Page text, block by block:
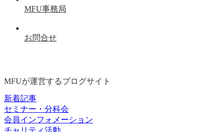
MFU事務局
お問合せ
MFUが運営するブログサイト
新着記事
セミナー・分科会
会員インフォメーション
チャリティ活動